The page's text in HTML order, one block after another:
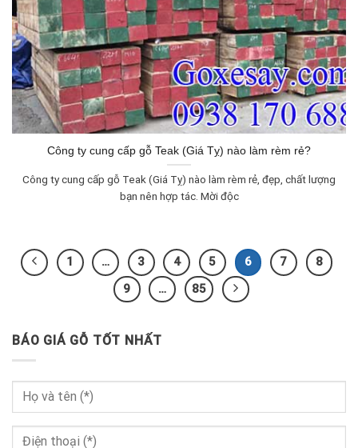
Công ty cung cấp gỗ Teak (Giá Tỵ) nào làm rèm rẻ?
Công ty cung cấp gỗ Teak (Giá Tỵ) nào làm rèm rẻ, đẹp, chất lượng
bạn nên hợp tác. Mời độc
1 … 3 4 5 6 7
8
9
… 85
BÁO GIÁ GỖ TỐT NHẤT